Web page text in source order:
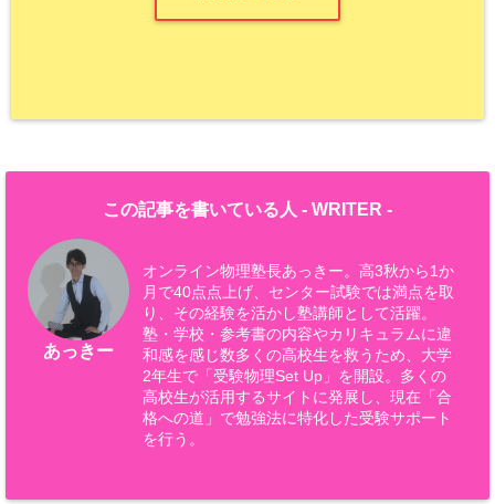
この記事を書いている人 - WRITER -
あっきー
オンライン物理塾長あっきー。高3秋から1か
月で40点点上げ、センター試験では満点を取
り、その経験を活かし塾講師として活躍。
塾・学校・参考書の内容やカリキュラムに違
和感を感じ数多くの高校生を救うため、大学
2年生で「受験物理Set Up」を開設。多くの
高校生が活用するサイトに発展し、現在「合
格への道」で勉強法に特化した受験サポート
を行う。